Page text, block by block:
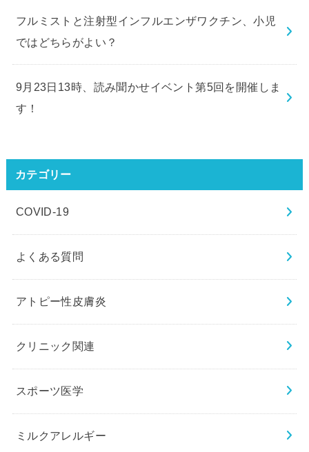
フルミストと注射型インフルエンザワクチン、小児
ではどちらがよい？
9月23日13時、読み聞かせイベント第5回を開催しま
す！
カテゴリー
COVID-19
よくある質問
アトピー性皮膚炎
クリニック関連
スポーツ医学
ミルクアレルギー